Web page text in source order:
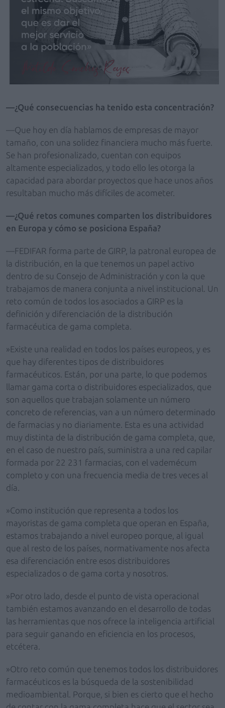
—¿Qué consecuencias ha tenido esta concentración?
—Que hoy en día hablamos de empresas de mayor
tamaño, con una solidez financiera mucho más fuerte.
Se han profesionalizado, cuentan con equipos
altamente especializados, y todo ello les otorga la
capacidad para abordar proyectos que hace unos años
resultaban mucho más difíciles de acometer.
—¿Qué retos comunes comparten los distribuidores
en Europa y cómo se posiciona España?
—FEDIFAR forma parte de GIRP, la patronal europea de
la distribución, en la que tenemos un papel activo
dentro de su Consejo de Administración y con la que
trabajamos de manera conjunta a nivel institucional. Un
reto común de todos los asociados a GIRP es la
definición y diferenciación de la distribución
farmacéutica de gama completa.
»Existe una realidad en todos los países europeos, y es
que hay diferentes tipos de distribuidores
farmacéuticos. Están, por una parte, lo que podemos
llamar gama corta o distribuidores especializados, que
son aquellos que trabajan solamente un número
concreto de referencias, van a un número determinado
de farmacias y no diariamente. Esta es una actividad
muy distinta de la distribución de gama completa, que,
en el caso de nuestro país, suministra a una red capilar
formada por 22 231 farmacias, con el vademécum
completo y con una frecuencia media de tres veces al
día.
»Como institución que representa a todos los
mayoristas de gama completa que operan en España,
estamos trabajando a nivel europeo porque, al igual
que al resto de los países, normativamente nos afecta
esa diferenciación entre esos distribuidores
especializados o de gama corta y nosotros.
»Por otro lado, desde el punto de vista operacional
también estamos avanzando en el desarrollo de todas
las herramientas que nos ofrece la inteligencia artificial
para seguir ganando en eficiencia en los procesos,
etcétera.
»Otro reto común que tenemos todos los distribuidores
farmacéuticos es la búsqueda de la sostenibilidad
medioambiental. Porque, si bien es cierto que el hecho